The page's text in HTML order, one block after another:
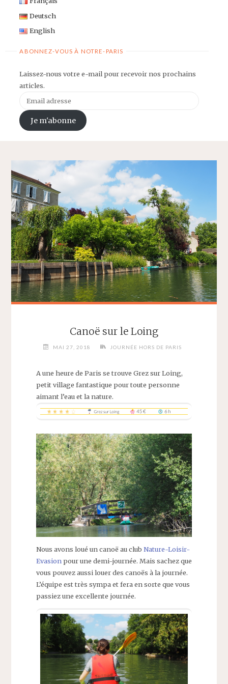
Deutsch
English
ABONNEZ-VOUS À NOTRE-PARIS
Laissez-nous votre e-mail pour recevoir nos prochains
articles.
Email
adresse
Je m'abonne
Canoë sur le Loing
MAI 27, 2018 JOURNÉE HORS DE PARIS
A une heure de Paris se trouve Grez sur Loing,
petit village fantastique pour toute personne
aimant l’eau et la nature.
Nous avons loué un canoë au club Nature-Loisir-
Evasion pour une demi-journée. Mais sachez que
vous pouvez aussi louer des canoës à la journée.
L’équipe est très sympa et fera en sorte que vous
passiez une excellente journée.